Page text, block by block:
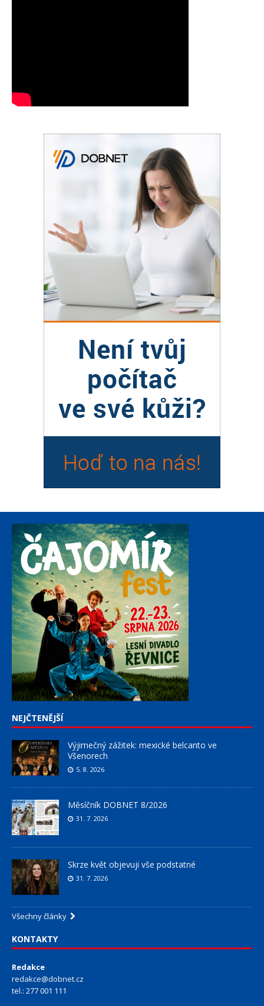
NEJČTENĚJŠÍ
Výjimečný zážitek: mexické belcanto ve
Všenorech
5. 8. 2026
Měsíčník DOBNET 8/2026
31. 7. 2026
Skrze květ objevuji vše podstatné
31. 7. 2026
Všechny články
KONTAKTY
Redakce
redakce@dobnet.cz
tel.: 277 001 111